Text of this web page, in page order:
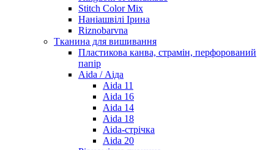
Stitch Color Mix
Наніашвілі Ірина
Riznobarvna
Тканина для вишивання
Пластикова канва, страмін, перфорований
папір
Aida / Аіда
Aida 11
Aida 16
Aida 14
Aida 18
Aida-стрічка
Aida 20